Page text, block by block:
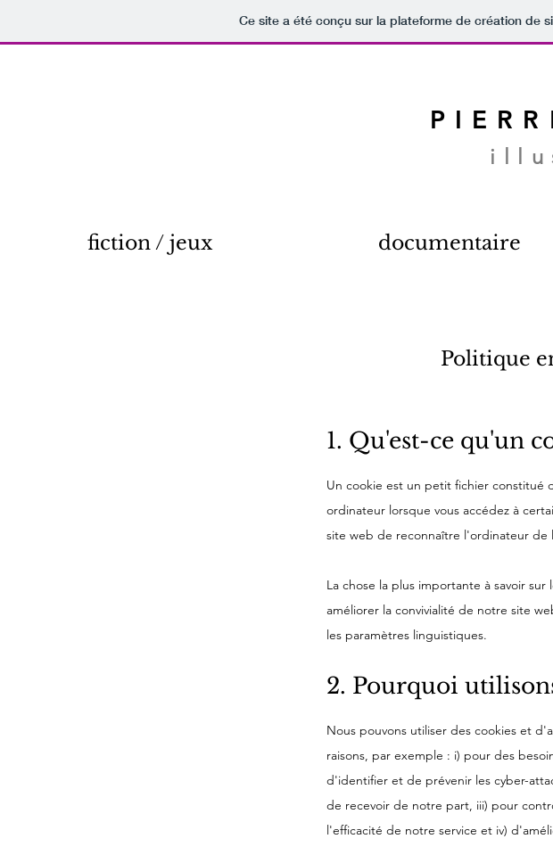
Ce site a été conçu sur la plateforme de création de
fiction / jeux documentaire
Politique
1. Qu'est-ce qu'un
Un cookie est un petit fichier constitué
ordinateur lorsque vous accédez à
site web de reconnaître l'ordinateur de
La chose la plus importante à savoir
améliorer la convivialité de notre site
les paramètres linguistiques.
2. Pourquoi
Nous pouvons utiliser des cookies et
raisons, par exemple : i) pour des
d'identifier et de prévenir les cyber-
de recevoir de notre part, iii) pour
l'efficacité de notre service et iv)